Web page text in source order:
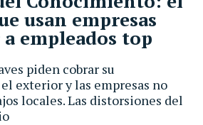
piden cobrar su
exterior y las empresas no
locales. Las distorsiones del
usan empresas
empleados top